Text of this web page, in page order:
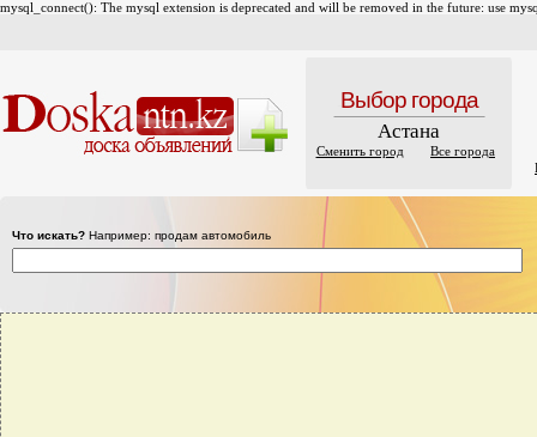
mysql_connect(): The mysql extension is deprecated and will be removed in the future: use
Выбор города
Астана
Сменить город
Все города
Что искать? Например: продам автомобиль